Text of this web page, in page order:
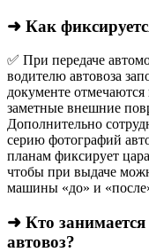
➜ Как
✅ При передаче
водителю автовоза
документе отмечаются
заметные внешние
Дополнительно
серию фотографий
планам фиксирует
чтобы при выдаче
машины «до» и
➜ Кто
автовоз?